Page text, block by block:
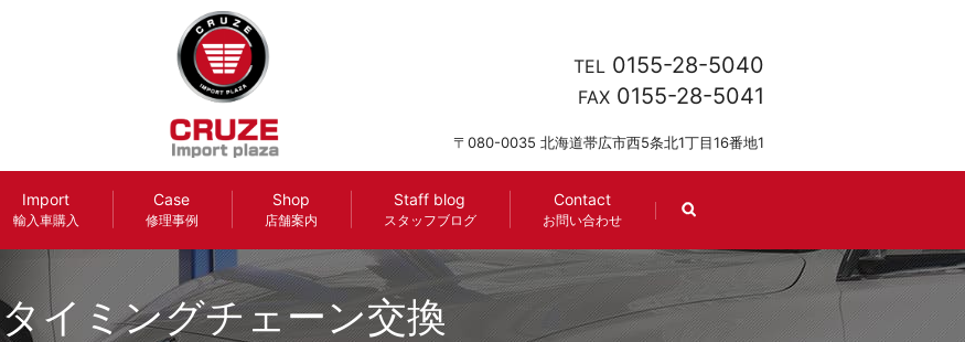
Import
輸入車購入
Case
修理事例
Shop
店舗案内
Staff blog
スタッフブログ
Contact
お問い合わせ search
TEL 0155-28-5040
FAX 0155-28-5041
〒080-0035 北海道帯広市西5条北1丁目16番地1
タイミングチェーン交換